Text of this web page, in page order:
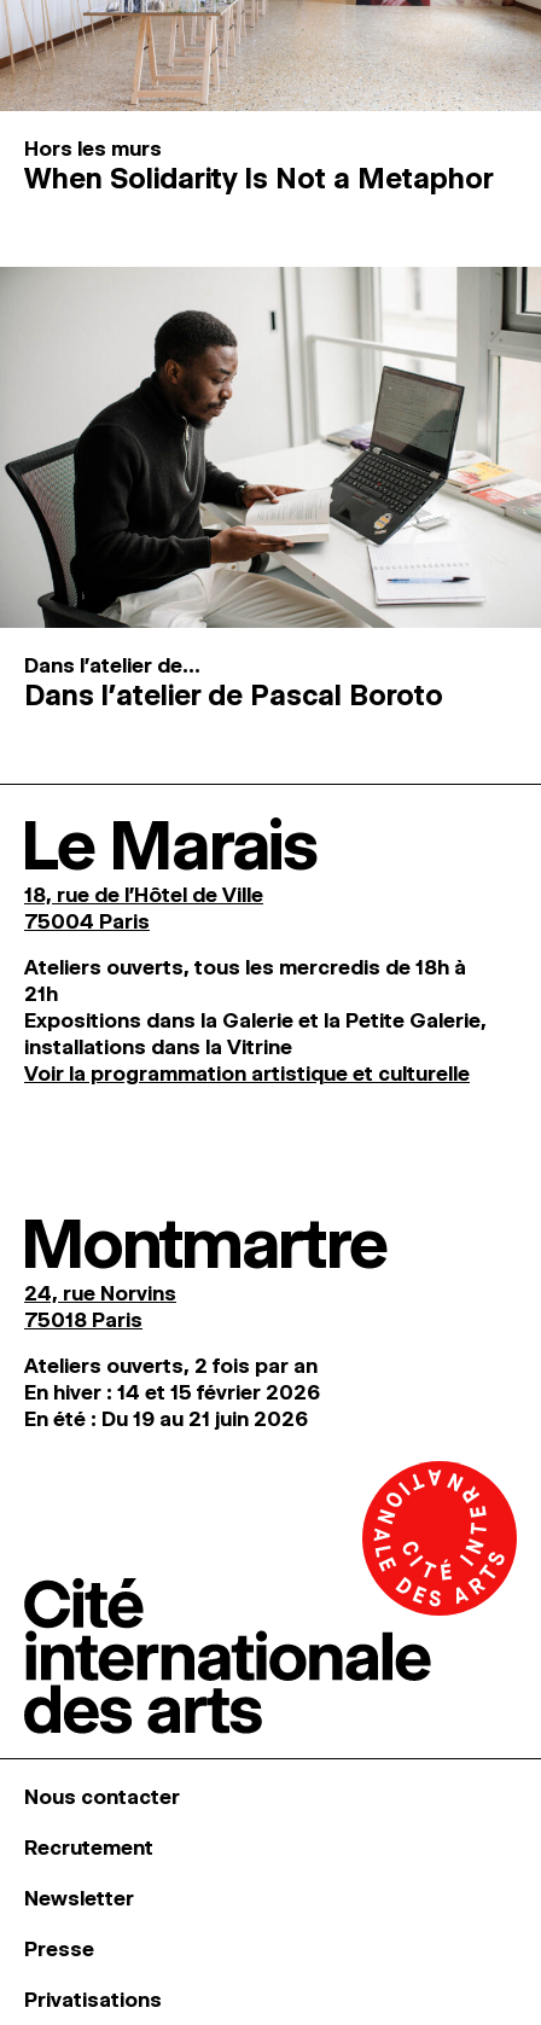
Hors les murs
When Solidarity Is Not a Metaphor
Dans l'atelier de...
Dans l’atelier de Pascal Boroto
Le Marais
18, rue de l'Hôtel de Ville
75004 Paris
Ateliers ouverts, tous les mercredis de 18h à
21h
Expositions dans la Galerie et la Petite Galerie,
installations dans la Vitrine
Voir la programmation artistique et culturelle
Montmartre
24, rue Norvins
75018 Paris
Ateliers ouverts, 2 fois par an
En hiver : 14 et 15 février 2026
En été : Du 19 au 21 juin 2026
Nous contacter
Recrutement
Newsletter
Presse
Privatisations